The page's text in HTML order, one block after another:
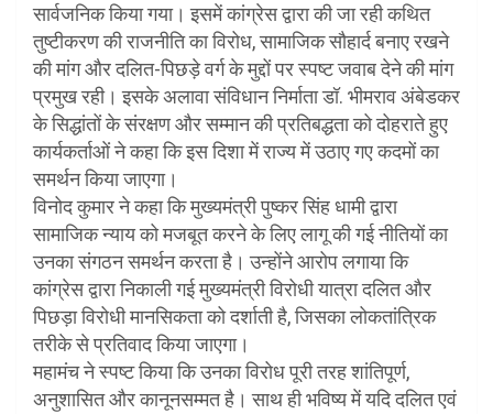
सार्वजनिक किया गया। इसमें कांग्रेस द्वारा की जा रही कथित
तुष्टीकरण की राजनीति का विरोध, सामाजिक सौहार्द बनाए रखने
की मांग और दलित-पिछड़े वर्ग के मुद्दों पर स्पष्ट जवाब देने की मांग
प्रमुख रही। इसके अलावा संविधान निर्माता डॉ. भीमराव अंबेडकर
के सिद्धांतों के संरक्षण और सम्मान की प्रतिबद्धता को दोहराते हुए
कार्यकर्ताओं ने कहा कि इस दिशा में राज्य में उठाए गए कदमों का
समर्थन किया जाएगा।
विनोद कुमार ने कहा कि मुख्यमंत्री पुष्कर सिंह धामी द्वारा
सामाजिक न्याय को मजबूत करने के लिए लागू की गई नीतियों का
उनका संगठन समर्थन करता है। उन्होंने आरोप लगाया कि
कांग्रेस द्वारा निकाली गई मुख्यमंत्री विरोधी यात्रा दलित और
पिछड़ा विरोधी मानसिकता को दर्शाती है, जिसका लोकतांत्रिक
तरीके से प्रतिवाद किया जाएगा।
महामंच ने स्पष्ट किया कि उनका विरोध पूरी तरह शांतिपूर्ण,
अनुशासित और कानूनसम्मत है। साथ ही भविष्य में यदि दलित एवं